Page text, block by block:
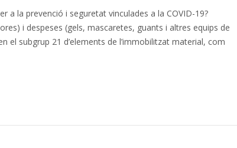
a la prevenció i seguretat vinculades a la COVID-19?
i despeses (gels, mascaretes, guants i altres equips de
el subgrup 21 d’elements de l’immobilitzat material, com